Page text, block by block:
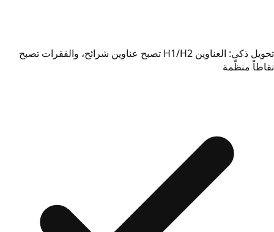
تحويل ذكي: العناوين H1/H2 تصبح عناوين شرائح، والفقرات تصبح
نقاطاً منظّمة